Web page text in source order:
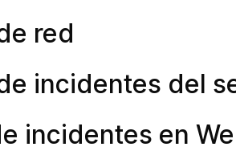
red
incidentes del
incidentes en